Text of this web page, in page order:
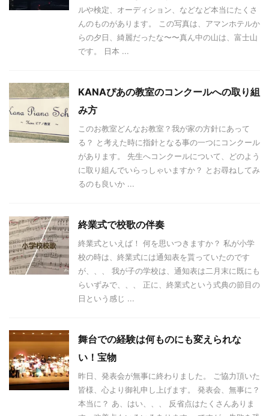
ルや検定、オーディション、などなど本当にたくさ
んのものがあります。 この写真は、アマンホテルか
らの夕日、綺麗だったな〜〜真ん中の山は、富士山
です。 日本 ...
KANAぴあの教室のコンクールへの取り組
み方
このお教室どんなお教室？我が家の方針にあって
る？ と考えた時に指針となる事の一つにコンクール
があります。 先生へコンクールについて、どのよう
に取り組んでいらっしゃいますか？ とお尋ねしてみ
るのも良いか ...
終業式で校歌の伴奏
終業式といえば！ 何を思いつきますか？ 私が小学
校の時は、終業式には通知表を貰っていたのです
が、、、 我が子の学校は、通知表は二月末に既にも
らいずみで、、、 正に、終業式という式典の節目の
日という感じ ...
舞台での経験は何ものにも変えられな
い！宝物
昨日、発表会が無事に終わりました。 ご協力頂いた
皆様、心より御礼申し上げます。 発表会、無事に？
本当に？ あ、はい、、、 反省点はたくさんありま